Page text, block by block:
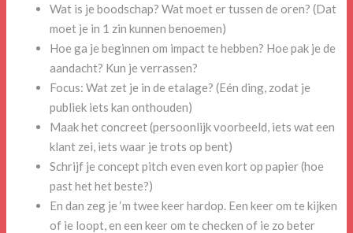
Wat is je boodschap? Wat moet er tussen de oren? (Dat
moet je in 1 zin kunnen benoemen)
Hoe ga je beginnen om impact te hebben? Hoe pak je de
aandacht? Kun je verrassen?
Focus: Wat zet je in de etalage? (Eén ding, zodat je
publiek iets kan onthouden)
Maak het concreet (persoonlijk voorbeeld, iets wat een
klant zei, iets waar je trots op bent)
Schrijf je concept pitch even even kort op papier (hoe
past het het beste?)
En dan zeg je ‘m twee keer hardop. Een keer om te kijken
of ie loopt, en een keer om te checken of ie zo beter